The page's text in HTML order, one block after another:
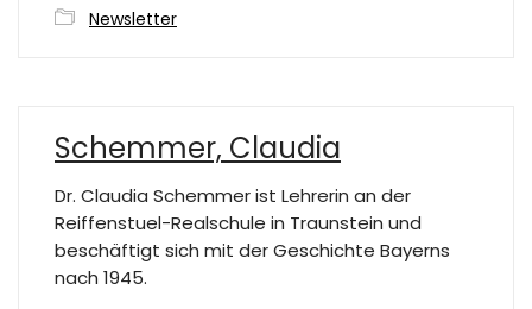
Newsletter
Schemmer, Claudia
Dr. Claudia Schemmer ist Lehrerin an der
Reiffenstuel-Realschule in Traunstein und
beschäftigt sich mit der Geschichte Bayerns
nach 1945.